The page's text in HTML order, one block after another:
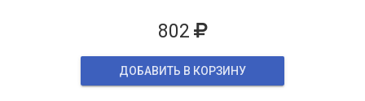
802
ДОБАВИТЬ В КОРЗИНУ